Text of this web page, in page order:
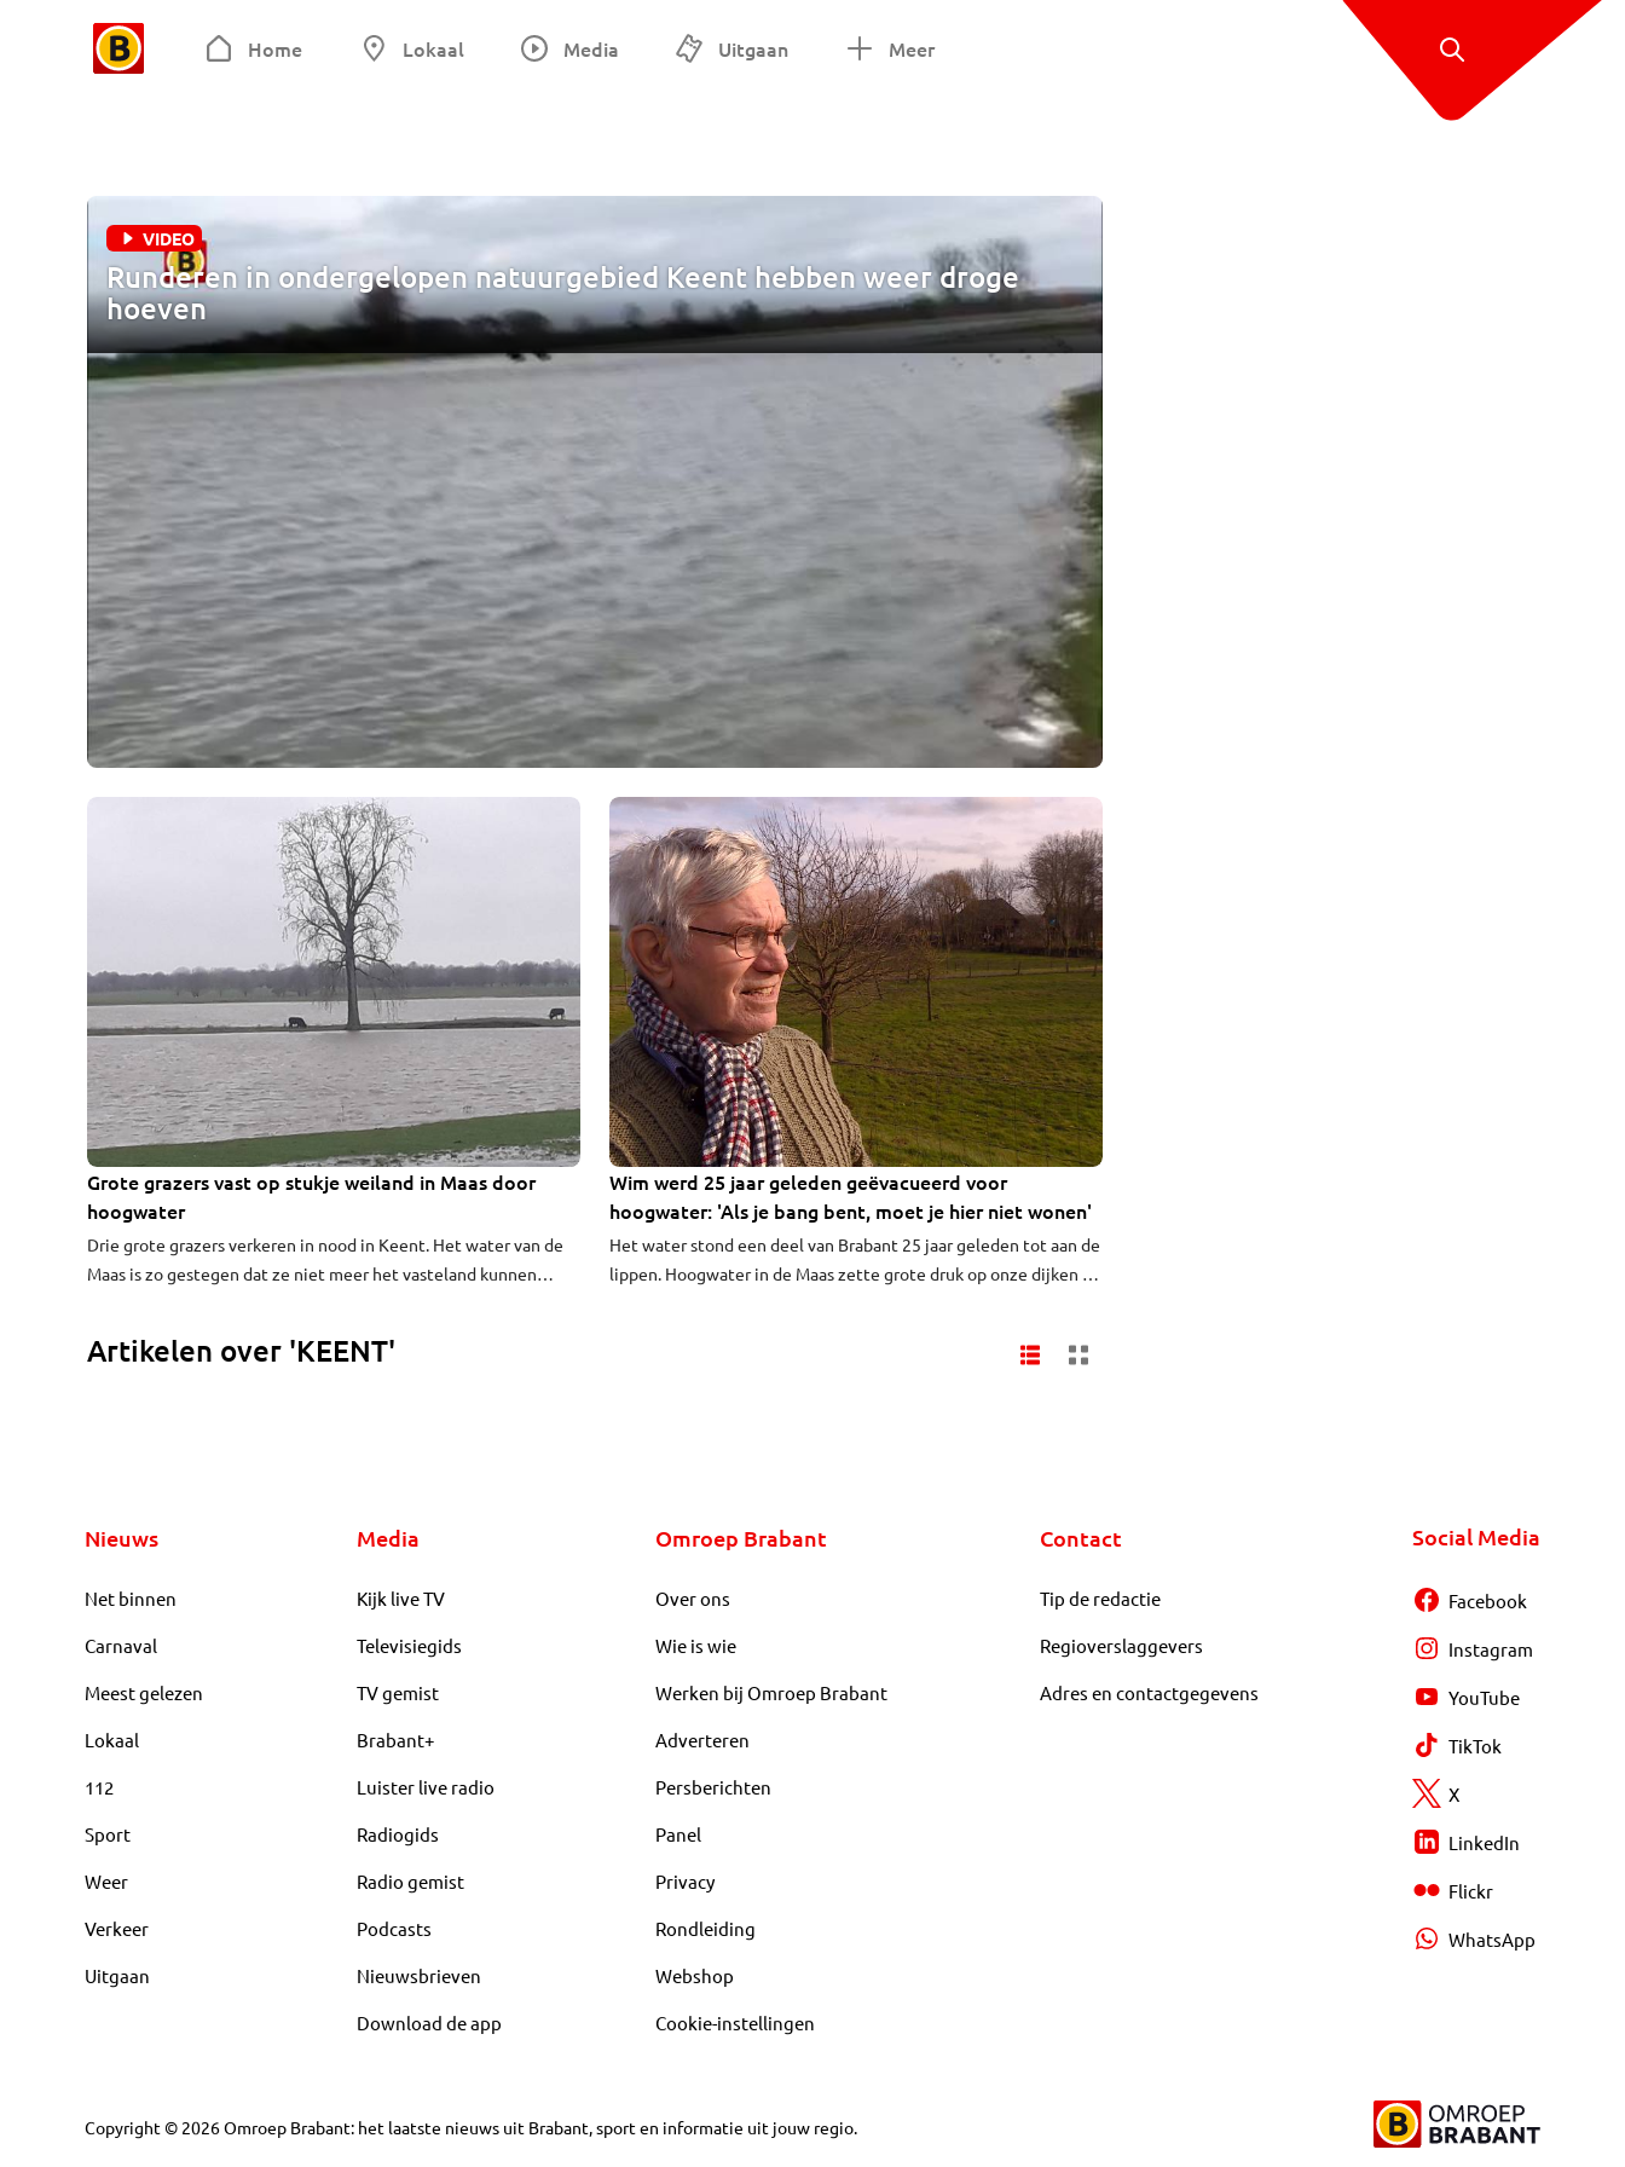
Home Lokaal Media Uitgaan Meer
VIDEO
Runderen in ondergelopen natuurgebied Keent hebben weer droge
hoeven
Grote grazers vast op stukje weiland in Maas door
hoogwater
Drie grote grazers verkeren in nood in Keent. Het water van de
Maas is zo gestegen dat ze niet meer het vasteland kunnen
Wim werd 25 jaar geleden geëvacueerd voor
hoogwater: 'Als je bang bent, moet je hier niet wonen'
Het water stond een deel van Brabant 25 jaar geleden tot aan de
lippen. Hoogwater in de Maas zette grote druk op onze dijken en
Het resultaat: de snelweg A2 stond blank en er kon zelfs op
Artikelen over 'KEENT'
Nieuws
Net binnen
Carnaval
Meest gelezen
Lokaal
112
Sport
Weer
Verkeer
Uitgaan
Media
Kijk live TV
Televisiegids
TV gemist
Brabant+
Luister live radio
Radiogids
Radio gemist
Podcasts
Nieuwsbrieven
Download de app
Omroep Brabant
Over ons
Wie is wie
Werken bij Omroep Brabant
Adverteren
Persberichten
Panel
Privacy
Rondleiding
Webshop
Cookie-instellingen
Contact
Tip de redactie
Regioverslaggevers
Adres en contactgegevens
Social Media
Facebook
Instagram
YouTube
TikTok
X
LinkedIn
Flickr
WhatsApp
Copyright © 2026Omroep Brabant: het laatste nieuws uit Brabant, sport en informatie uit jouw regio.